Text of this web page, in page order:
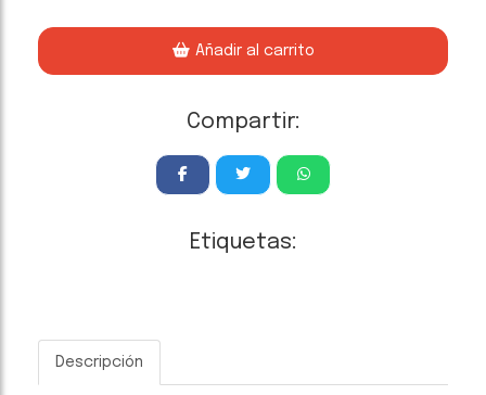
Añadir al carrito
Compartir:
Etiquetas:
Descripción